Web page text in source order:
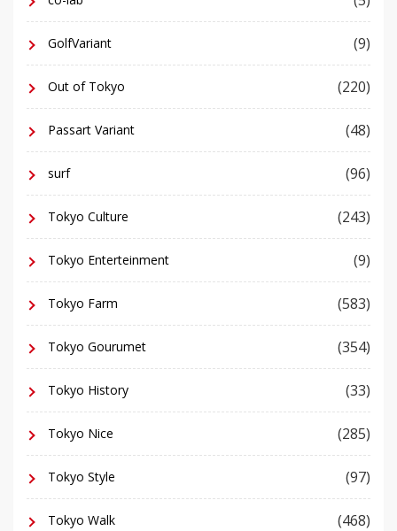
GolfVariant (9)
Out of Tokyo (220)
Passart Variant (48)
surf (96)
Tokyo Culture (243)
Tokyo Enterteinment (9)
Tokyo Farm (583)
Tokyo Gourumet (354)
Tokyo History (33)
Tokyo Nice (285)
Tokyo Style (97)
Tokyo Walk (468)